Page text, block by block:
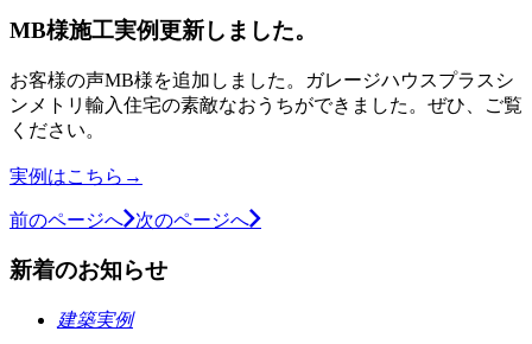
MB様施工実例更新しました。
お客様の声MB様を追加しました。ガレージハウスプラスシ
ンメトリ輸入住宅の素敵なおうちができました。ぜひ、ご覧
ください。
実例はこちら→
前のページへ 次のページへ
新着のお知らせ
建築実例